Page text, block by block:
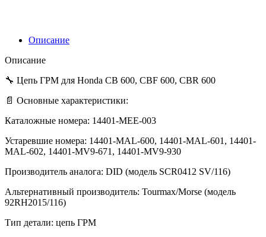
600
14401-
MEE-
Аналог
0412
Описание
Описание
🔧 Цепь ГРМ для Honda CB 600, CBF 600, CBR 600
📄 Основные характеристики:
Каталожные номера: 14401-МЕЕ-003
Устаревшие номера: 14401-MAL-600, 14401-MAL-601, 14401-
MAL-602, 14401-MV9-671, 14401-MV9-930
Производитель аналога: DID (модель SCR0412 SV/116)
Альтернативный производитель: Tourmax/Morse (модель
92RH2015/116)
Тип детали: цепь ГРМ